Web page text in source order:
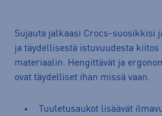
Sujauta jalkaasi Crocs-suosikkisi
ja täydellisestä istuvuudesta
materiaalin. Hengittävät ja
ovat täydelliset ihan missä vaan.
Tuuletusaukot lisäävät